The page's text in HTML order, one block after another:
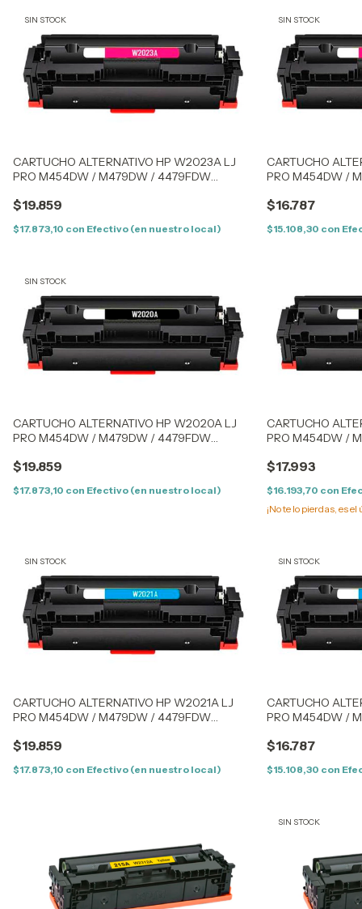
SIN STOCK
CARTUCHO ALTERNATIVO HP W2023A LJ
PRO M454DW / M479DW / 4479FDW
$19.859
$17.873,10 con Efectivo (en nuestro local)
SIN STOCK
CARTUCHO
PRO M454DW /
$16.787
$15.108,30 con
SIN STOCK
CARTUCHO ALTERNATIVO HP W2020A LJ
PRO M454DW / M479DW / 4479FDW
$19.859
$17.873,10 con Efectivo (en nuestro local)
CARTUCHO
PRO M454DW /
$17.993
$16.193,70 con
¡No te lo pierdas, es el
SIN STOCK
CARTUCHO ALTERNATIVO HP W2021A LJ
PRO M454DW / M479DW / 4479FDW
$19.859
$17.873,10 con Efectivo (en nuestro local)
SIN STOCK
CARTUCHO
PRO M454DW /
$16.787
$15.108,30 con
SIN STOCK